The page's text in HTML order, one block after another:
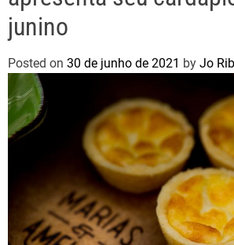
junino
Posted on 30 de junho de 2021 by Jo